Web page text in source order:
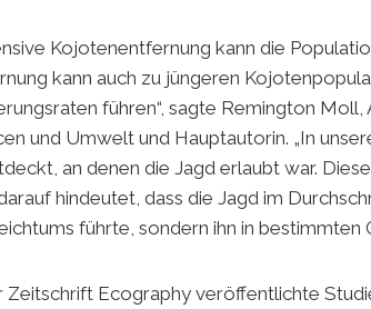
Kojotenentfernung kann die
kann auch zu jüngeren
führen“, sagte Remington
und Umwelt und Hauptautorin. „In
an denen die Jagd erlaubt war.
hindeutet, dass die Jagd im
führte, sondern ihn in bestimmten
Zeitschrift Ecography veröffentlichte